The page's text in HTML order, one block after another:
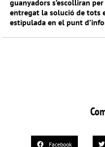
guanyadors s’escolliran
entregat la solució de tots
estipulada en el punt
Facebook